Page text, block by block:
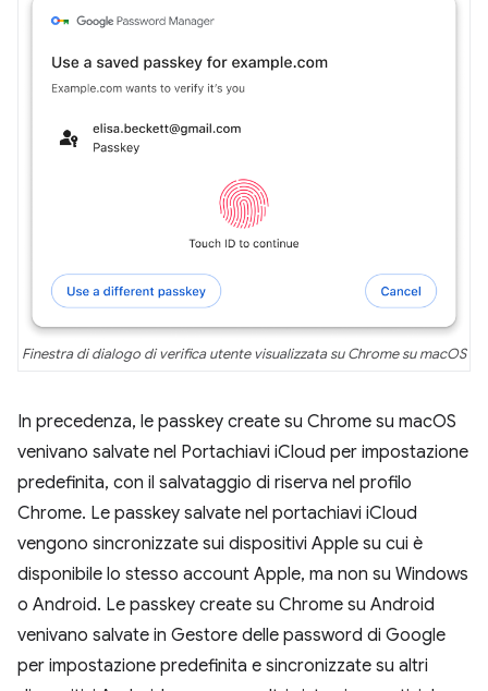
Finestra di dialogo di verifica utente visualizzata su Chrome su macOS
In precedenza, le passkey create su Chrome su macOS
venivano salvate nel Portachiavi iCloud per impostazione
predefinita, con il salvataggio di riserva nel profilo
Chrome. Le passkey salvate nel portachiavi iCloud
vengono sincronizzate sui dispositivi Apple su cui è
disponibile lo stesso account Apple, ma non su Windows
o Android. Le passkey create su Chrome su Android
venivano salvate in Gestore delle password di Google
per impostazione predefinita e sincronizzate su altri